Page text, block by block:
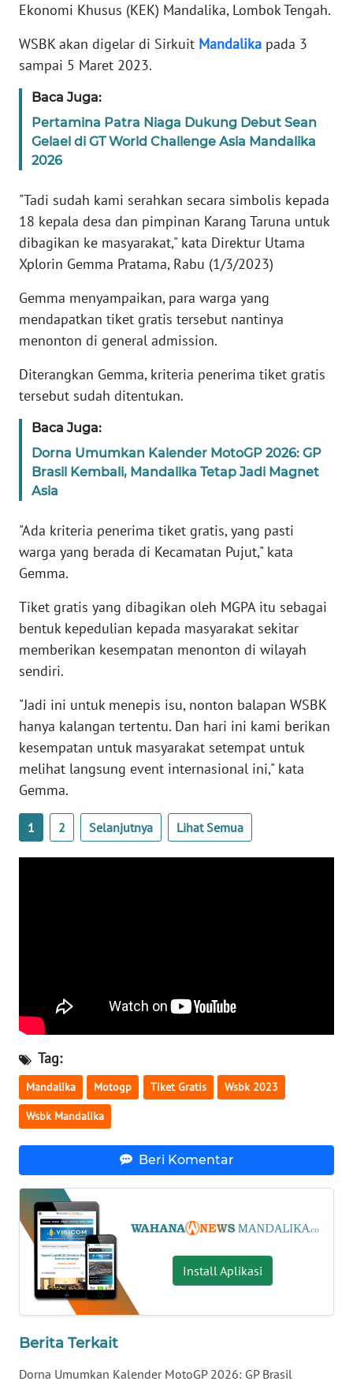
Ekonomi Khusus (KEK) Mandalika, Lombok Tengah.
WSBK akan digelar di Sirkuit Mandalika pada 3
sampai 5 Maret 2023.
Baca Juga:
Pertamina Patra Niaga Dukung Debut Sean
Gelael di GT World Challenge Asia Mandalika
2026
"Tadi sudah kami serahkan secara simbolis kepada
18 kepala desa dan pimpinan Karang Taruna untuk
dibagikan ke masyarakat," kata Direktur Utama
Xplorin Gemma Pratama, Rabu (1/3/2023)
Gemma menyampaikan, para warga yang
mendapatkan tiket gratis tersebut nantinya
menonton di general admission.
Diterangkan Gemma, kriteria penerima tiket gratis
tersebut sudah ditentukan.
Baca Juga:
Dorna Umumkan Kalender MotoGP 2026: GP
Brasil Kembali, Mandalika Tetap Jadi Magnet
Asia
"Ada kriteria penerima tiket gratis, yang pasti
warga yang berada di Kecamatan Pujut," kata
Gemma.
Tiket gratis yang dibagikan oleh MGPA itu sebagai
bentuk kepedulian kepada masyarakat sekitar
memberikan kesempatan menonton di wilayah
sendiri.
"Jadi ini untuk menepis isu, nonton balapan WSBK
hanya kalangan tertentu. Dan hari ini kami berikan
kesempatan untuk masyarakat setempat untuk
melihat langsung event internasional ini," kata
Gemma.
1 2 Selanjutnya Lihat Semua
Tag:
Mandalika Motogp Tiket Gratis Wsbk 2023
Wsbk Mandalika
Beri Komentar
Install Aplikasi
Berita Terkait
Dorna Umumkan Kalender MotoGP 2026: GP Brasil
KARIR
Wahana
News
WN
SUMUT
JAKARTA
WN
WN
WN
NTT
KEPRI
WN
WN
PAPUA
BARAT
WN
RIAU
WN
JAMBI
SULTENG
WN
SULBAR
WN
BABEL
WN
SUMBAR
WN
SUMSEL
WN
BENGKULU
WN